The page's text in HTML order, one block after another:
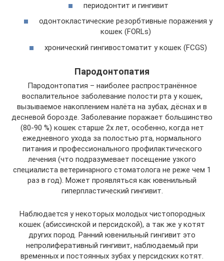
периодонтит и гингивит
одонтокластические резорбтивные поражения у
кошек (FORLs)
хронический гингивостоматит у кошек (FCGS)
Пародонтопатия
Пародонтопатия – наиболее распространённое
воспалительное заболевание полости рта у кошек,
вызываемое накоплением налёта на зубах, дёснах и в
десневой борозде. Заболевание поражает большинство
(80-90 %) кошек старше 2х лет, особенно, когда нет
ежедневного ухода за полостью рта, нормального
питания и профессионального профилактического
лечения (что подразумевает посещение узкого
специалиста ветеринарного стоматолога не реже чем 1
раз в год). Может проявляться как ювенильный
гиперпластический гингивит.
Наблюдается у некоторых молодых чистопородных
кошек (абиссинской и персидской), а так же у котят
других пород. Ранний ювенильный гингивит это
непролиферативный гингивит, наблюдаемый при
временных и постоянных зубах у персидских котят.